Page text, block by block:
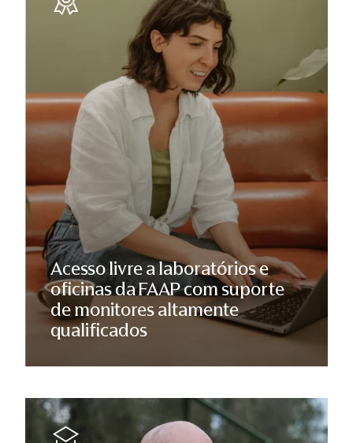
Acesso livre a laboratórios e
oficinas da FAAP com suporte
de monitores altamente
qualificados